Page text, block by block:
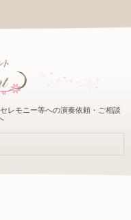
レモニー等への演奏依頼・ご相談